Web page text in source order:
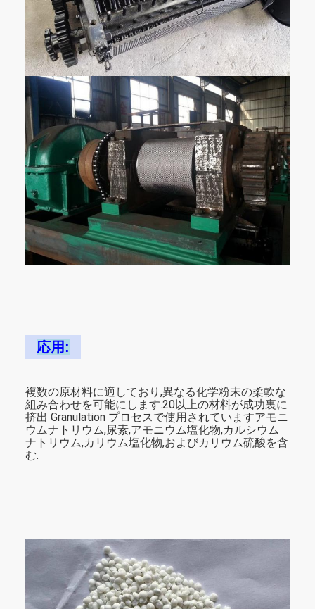
応用:
複数の原材料に適しており,異なる化学粉末の柔軟な
組み合わせを可能にします.20以上の材料が成功裏に
挤出 Granulation プロセスで使用されていますアモニ
ウムナトリウム,尿素,アモニウム塩化物,カルシウム
ナトリウム,カリウム塩化物,およびカリウム硫酸を含
む.